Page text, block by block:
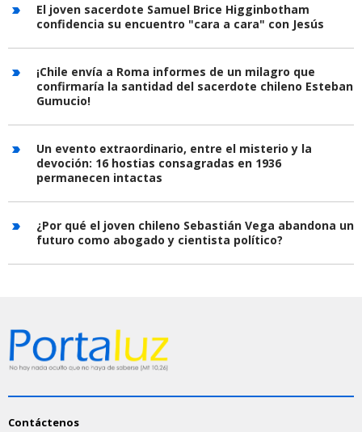
El joven sacerdote Samuel Brice Higginbotham
confidencia su encuentro "cara a cara" con Jesús
¡Chile envía a Roma informes de un milagro que
confirmaría la santidad del sacerdote chileno Esteban
Gumucio!
Un evento extraordinario, entre el misterio y la
devoción: 16 hostias consagradas en 1936
permanecen intactas
¿Por qué el joven chileno Sebastián Vega abandona un
futuro como abogado y cientista político?
Contáctenos